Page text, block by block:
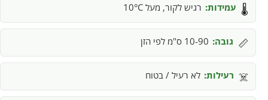
🌡️ עמידות: רגיש לקור, מעל 10°C
📏 גובה: 10-90 ס"מ לפי הזן
☠️ רעילות: לא רעיל / בטוח